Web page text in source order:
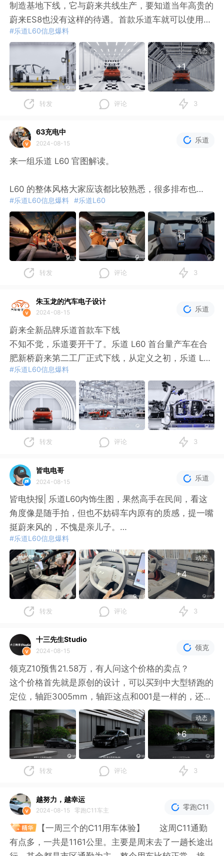
强调高端、保护隐私。先是黄晓明、高叶在发布会上发
言称赞，然后现在签了杨幂当品牌挚友，国民度、流量
度都有了。
另外，享界S9是华为和北汽携手打造的，北汽表现除
了ALL IN 的态度，产能方面全面支持，之前智界S7出
现的产能交付问题从源头控制了。
更有意思的是价格，公务用车标准部长级是45万元以
下，享界S9 Ultra 就卡线定在44.98万元。
高端纯电难卖是事实，华为算是在努力开新路。
前几天车fans创始人孙少军给出的
制造基地下线，它与蔚来共线生产，要知道当年高贵的
蔚来ES8也没有这样的待遇。首款乐道车就可以使用上
千个换电站，这是生而成熟；上来就在最先进的制造基
地生产，这也可以说是生而成熟。
7月的新能源车渗透率达到50%以上，这意味着越来越
多的主流消费者开始选购新能源车，但猛然间失去发动
机这需要心理建设，而乐道生下来就有的换电可以消除
主打高端的蔚来在产品设计上坚持自己的想法，而乐道
L60主打一个“听劝”：五座皆舒适的座椅、号称不输于
本、走纯视觉智驾路线等等。市场要什么，乐道就做什
么，可以预见乐道
#乐道L60信息爆料
动态
+1
转发 评论 3
63充电中
2024-08-15 乐道
来一组乐道 L60 官图解读。
L60 的整体风格大家应该都比较熟悉，很多排布也
和 Model Y 趋同，比如：
- 两个小圆点的方向盘按键设计；
- 无仪表 + 大横屏的中控设计；
- 位置、布局差不多的手机无线充电位置；
- 一条贯穿中控台的木纹饰板；
- 相同门拉手 + 开门按键。
这里面很多也是现在内饰发展的一个共同方向。
不过相比 Model Y，L60 的内饰明显加了很多点缀，
比如：
- 多处金属包边；
- 座椅、门板采用了皮质 + 麂皮的拼接；
- 反射式且面积更大的氛围灯；
- 金属的音响罩。
还有一点很重要的是，L60 在加了很多点缀的
#乐道L60信息爆料 #乐道L60
动态
+1
转发 评论 3
朱玉龙的汽车电子设计
2024-08-15 乐道
蔚来全新品牌乐道首款车下线
不知不觉，乐道要开干了。乐道 L60 首台量产车在合
肥新桥蔚来第二工厂正式下线，从定义之初，乐道 L6
0 和蔚来原有的品牌做了一些差异化的定义。为家庭打
造理想移动出行空间，与蔚来共享技术、使用领先的制
造工艺和质量标准，量产前远远超出行业标准的实测里
程，这一切都印证着其生而成熟的超高品质。当然一些
科技配置也有自己的定义和想法，座舱被命名为“城市
绿洲 AI 智舱”，寓意是喧嚣城市中的一片宁静港湾。
在空间方面，乐道 L60 展现出了无与伦比的优势。295
0mm 的轴距，让内部空间利用率达到全新高度，超越
中大型 SUV 的充裕空间，前排贵妃躺与后排葛优躺得
以同时实现。细
#乐道L60信息爆料
转发 评论 3
皆电电哥
2024-08-15 乐道
皆电快报| 乐道L60内饰生图，果然高手在民间，看这
角度像是随手拍，但也不妨碍车内原有的质感，提一嘴
挺蔚来风的，不愧是亲儿子。
凭借原生图简单划一下重点：
- 量产依旧无仪表盘，估计用HUD和中控显示行驶信息
了；
空间得到释放；
- 后排座椅基本无起伏，跟发挥会上看到的一样，乘坐
空间肉眼可见；
- 门板用了金属、皮质、硬塑料？错色拼接，缝线对应
车身颜色，质感不错。
#乐道L60信息爆料
动态
+4
转发 评论 3
十三先生Studio
2024-08-15 领克
领克Z10预售21.58万，有人问这个价格的卖点？
这个价格首先就是原创的设计，可以买到中大型轿跑的
定位，轴距3005mm，轴距这点和001是一样的，还有
好的底盘调较，高配有双腔空悬+CDC，较好的内饰用
料和设计。
动力有400V和800V两个版本，400V均为后驱，800V
有后驱和四驱，71和95度电池两种版本，续航602/76
6/806/702四种。
个猎装车，极氪001的策略就是定位更高，给的配置和
用料也更好，比如全系800V。
动态
+6
转发 评论 3
越努力，越幸运
2024-08-15 零跑C11车主 零跑C11
【一周三个的C11用车体验】 这周C11通勤
有点多，一共是1161公里。主要是周末去了一趟长途出